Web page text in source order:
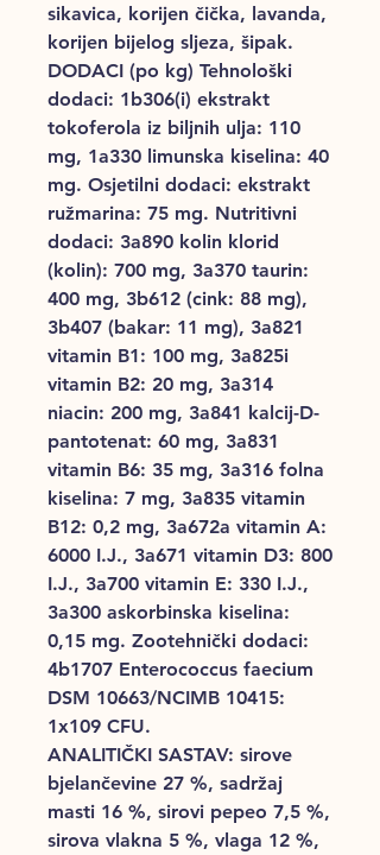
sikavica, korijen čička, lavanda,
korijen bijelog sljeza, šipak.
DODACI (po kg) Tehnološki
dodaci: 1b306(i) ekstrakt
tokoferola iz biljnih ulja: 110
mg, 1a330 limunska kiselina: 40
mg. Osjetilni dodaci: ekstrakt
ružmarina: 75 mg. Nutritivni
dodaci: 3a890 kolin klorid
(kolin): 700 mg, 3a370 taurin:
400 mg, 3b612 (cink: 88 mg),
3b407 (bakar: 11 mg), 3a821
vitamin B1: 100 mg, 3a825i
vitamin B2: 20 mg, 3a314
niacin: 200 mg, 3a841 kalcij-D-
pantotenat: 60 mg, 3a831
vitamin B6: 35 mg, 3a316 folna
kiselina: 7 mg, 3a835 vitamin
B12: 0,2 mg, 3a672a vitamin A:
6000 I.J., 3a671 vitamin D3: 800
I.J., 3a700 vitamin E: 330 I.J.,
3a300 askorbinska kiselina:
0,15 mg. Zootehnički dodaci:
4b1707 Enterococcus faecium
DSM 10663/NCIMB 10415:
1x109 CFU.
ANALITIČKI SASTAV: sirove
bjelančevine 27 %, sadržaj
masti 16 %, sirovi pepeo 7,5 %,
sirova vlakna 5 %, vlaga 12 %,